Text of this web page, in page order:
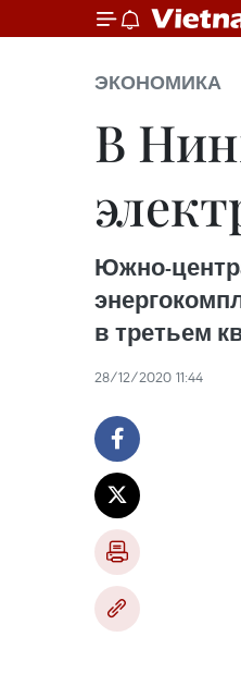
ЭКОНОМИКА
В
Южно-
в третьем
28/12/2020 11:44